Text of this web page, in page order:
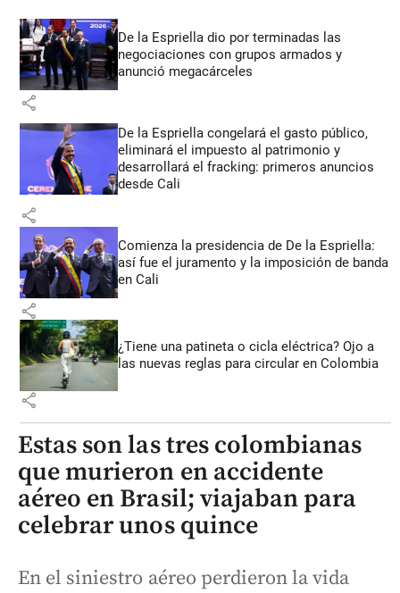
De la Espriella dio por terminadas las
negociaciones con grupos armados y
anunció megacárceles
share
De la Espriella congelará el gasto público,
eliminará el impuesto al patrimonio y
desarrollará el fracking: primeros anuncios
desde Cali
share
Comienza la presidencia de De la Espriella:
así fue el juramento y la imposición de banda
en Cali
share
¿Tiene una patineta o cicla eléctrica? Ojo a
las nuevas reglas para circular en Colombia
share
Estas son las tres colombianas
que murieron en accidente
aéreo en Brasil; viajaban para
celebrar unos quince
En el siniestro aéreo perdieron la vida